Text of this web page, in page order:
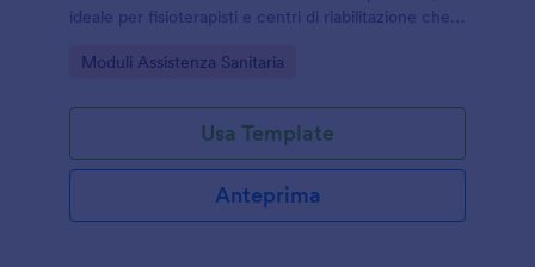
ideale per fisioterapisti e centri di riabilitazione che
delle risposte.
Go to Category:
Moduli Assistenza Sanitaria
Usa Template
Anteprima